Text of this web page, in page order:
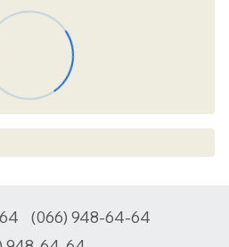
(066) 948-64-64